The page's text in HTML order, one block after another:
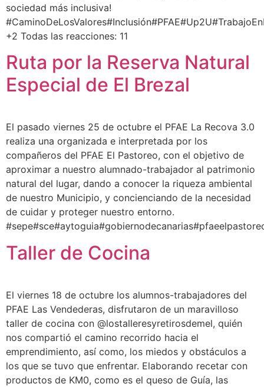
sociedad más inclusiva!
+2 Todas las reacciones: 11
Ruta por la Reserva Natural
Especial de El Brezal
El pasado viernes 25 de octubre el PFAE La Recova 3.0
realiza una organizada e interpretada por los
compañeros del PFAE El Pastoreo, con el objetivo de
aproximar a nuestro alumnado-trabajador al patrimonio
natural del lugar, dando a conocer la riqueza ambiental
de nuestro Municipio, y concienciando de la necesidad
de cuidar y proteger nuestro entorno.
Taller de Cocina
El viernes 18 de octubre los alumnos-trabajadores del
PFAE Las Vendederas, disfrutaron de un maravilloso
taller de cocina con @lostalleresyretirosdemel, quién
nos compartió el camino recorrido hacia el
emprendimiento, así como, los miedos y obstáculos a
los que se tuvo que enfrentar. Elaborando recetar con
productos de KM0, como es el queso de Guía, las